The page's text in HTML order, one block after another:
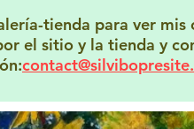
tienda para ver
el sitio y la tienda y